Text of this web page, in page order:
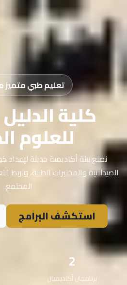
تعليم طبي متميز منذ
كلية الدليل
للعلوم
نصنع بيئة أكاديمية حديثة لإعداد
الصيدلانية والمختبرات الطبية، ونربط
المجتمع.
استكشف البرامج
2
برنامجان أكاديميان